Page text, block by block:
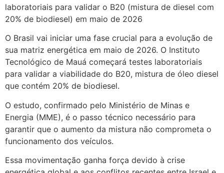
laboratoriais para validar o B20 (mistura de diesel com
20% de biodiesel) em maio de 2026
O Brasil vai iniciar uma fase crucial para a evolução de
sua matriz energética em maio de 2026. O Instituto
Tecnológico de Mauá começará testes laboratoriais
para validar a viabilidade do B20, mistura de óleo diesel
que contém 20% de biodiesel.
O estudo, confirmado pelo Ministério de Minas e
Energia (MME), é o passo técnico necessário para
garantir que o aumento da mistura não comprometa o
funcionamento dos veículos.
Essa movimentação ganha força devido à crise